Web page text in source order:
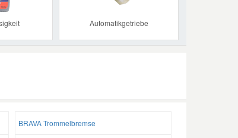
Automatikgetriebe
BRAVA Trommelbremse